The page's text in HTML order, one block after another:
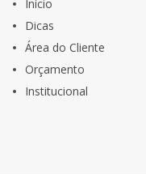
Início
Dicas
Área do Cliente
Orçamento
Institucional